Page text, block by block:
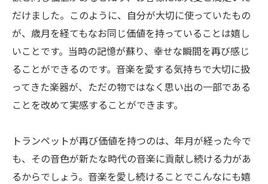
だけました。このように、自分が大切に使っていたもの
が、歳月を経てもなお同じ価値を持っていることは嬉し
いことです。当時の記憶が蘇り、幸せな瞬間を再び感じ
ることができるのです。音楽を愛する気持ちで大切に扱
ってきた楽器が、ただの物ではなく思い出の一部である
ことを改めて実感することができます。
トランペットが再び価値を持つのは、年月が経った今で
も、その音色が新たな時代の音楽に貢献し続ける力があ
るからでしょう。音楽を愛し続けることでこんなにも嬉